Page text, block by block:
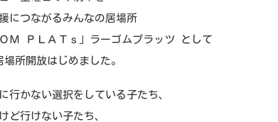
につながるみんなの居場所
Ｍ ＰＬＡＴｓ」ラーゴムプラッツ として
場所開放はじめました。
行かない選択をしている子たち、
ど行けない子たち、